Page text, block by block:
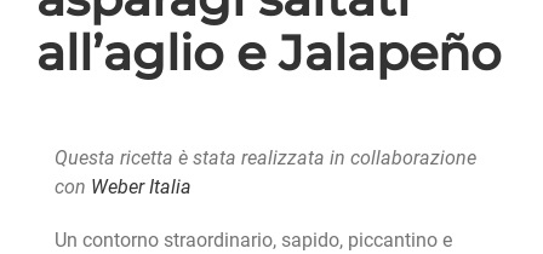
all’aglio e Jalapeño
Questa ricetta è stata realizzata in collaborazione
con Weber Italia
Un contorno straordinario, sapido, piccantino e